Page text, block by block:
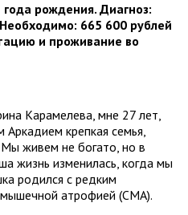
рождения. Диагноз:
Необходимо: 665 600 рублей
и проживание во
Карамелева, мне 27 лет,
крепкая семья,
живем не богато, но в
жизнь изменилась, когда мы
родился с редким
атрофией (СМА).